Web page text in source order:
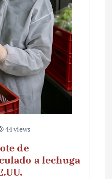
44 views
de
a lechuga